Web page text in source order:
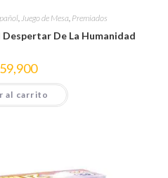
, Juego de Mesa Premiados
Despertar De La Humanidad
al carrito